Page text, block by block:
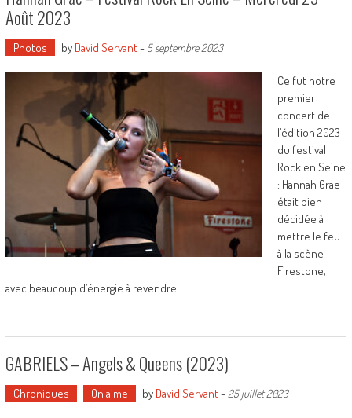
Août 2023
Photos by David Servant- 5 septembre 2023
Ce fut notre
premier
concert de
l’édition 2023
du festival
Rock en Seine
: Hannah Grae
était bien
décidée à
mettre le feu
à la scène
Firestone,
avec beaucoup d’énergie à revendre.
GABRIELS – Angels & Queens (2023)
Chroniques On aime by David Servant- 25 juillet 2023